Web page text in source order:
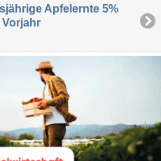
Apfelernte 5%